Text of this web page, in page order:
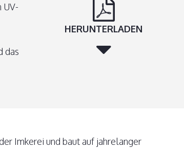
UV-
das
HERUNTERLADEN
Imkerei und baut auf jahrelanger